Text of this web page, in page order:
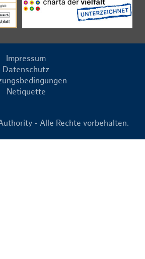
Impressum
Datenschutz
Netiquette
- Alle Rechte vorbehalten.